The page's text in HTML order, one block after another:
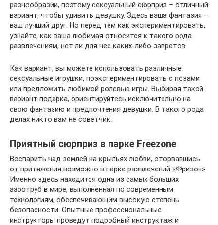
разнообразии, поэтому сексуальный сюрприз – отличный
вариант, чтобы удивить девушку. Здесь ваша фантазия –
ваш лучший друг. Но перед тем как экспериментировать,
узнайте, как ваша любимая относится к такого рода
развлечениям, нет ли для нее каких-либо запретов.
Как вариант, вы можете использовать различные
сексуальные игрушки, поэкспериментировать с позами
или предложить любимой ролевые игры. Выбирая такой
вариант подарка, ориентируйтесь исключительно на
свою фантазию и предпочтения девушки. В такого рода
делах никто вам не советчик.
Приятный сюрприз в парке Freezone
Воспарить над землей на крыльях любви, оторвавшись
от притяжения возможно в парке развлечений «Фризон».
Именно здесь находится одна из самых больших
аэротруб в мире, выполненная по современным
технологиям, обеспечивающим высокую степень
безопасности. Опытные профессиональные
инструкторы проведут подробный инструктаж и